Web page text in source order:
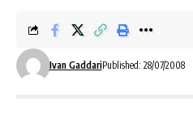
Ivan GaddariPublished: 28/07/2008